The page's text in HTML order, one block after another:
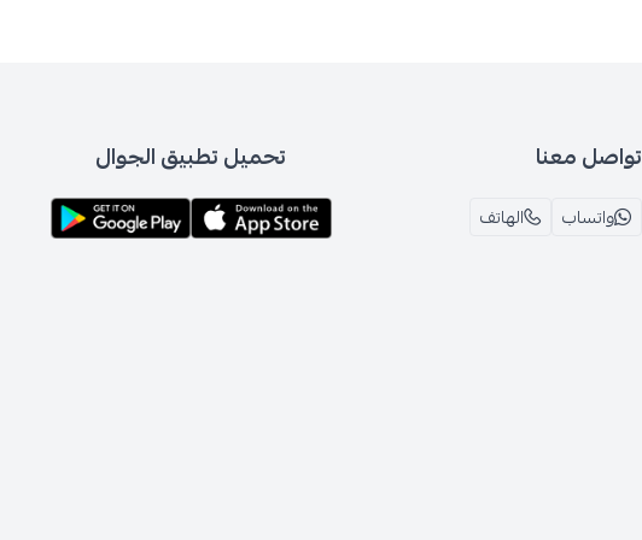
تواصل معنا
واتساب الهاتف
تحميل تطبيق الجوال